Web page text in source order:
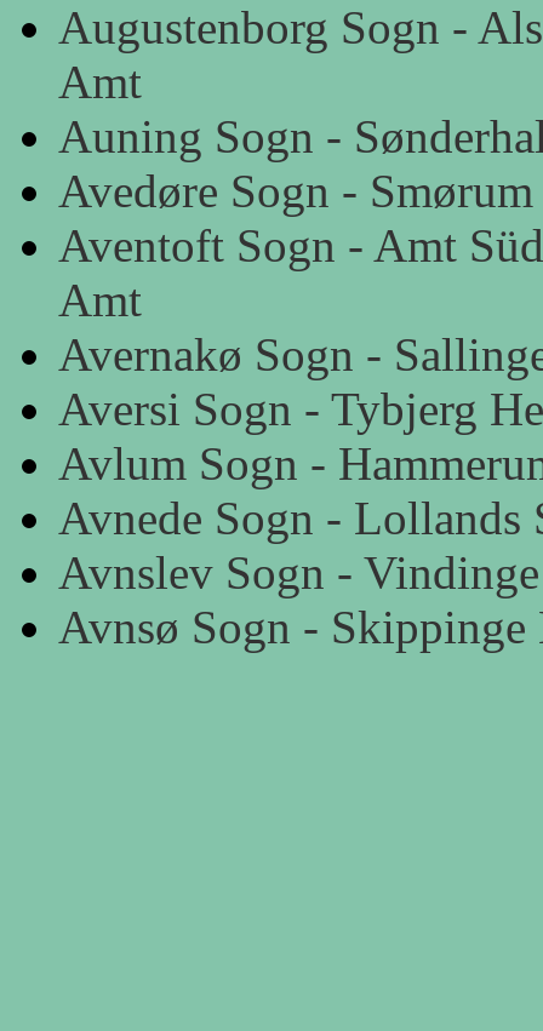
Augustenborg Sogn -
Amt
Auning Sogn -
Avedøre Sogn -
Aventoft Sogn - Amt
Amt
Avernakø Sogn -
Aversi Sogn - Tybjerg
Avlum Sogn -
Avnede Sogn -
Avnslev Sogn -
Avnsø Sogn -